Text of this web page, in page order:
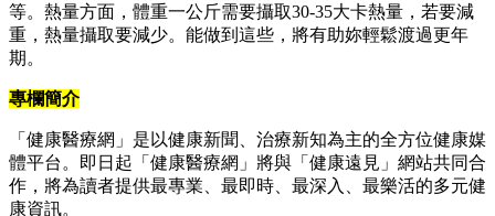
等。熱量方面，體重一公斤需要攝取30-35大卡熱量，若要減
重，熱量攝取要減少。能做到這些，將有助妳輕鬆渡過更年
期。
專欄簡介
「健康醫療網」是以健康新聞、治療新知為主的全方位健康媒
體平台。即日起「健康醫療網」將與「健康遠見」網站共同合
作，將為讀者提供最專業、最即時、最深入、最樂活的多元健
康資訊。